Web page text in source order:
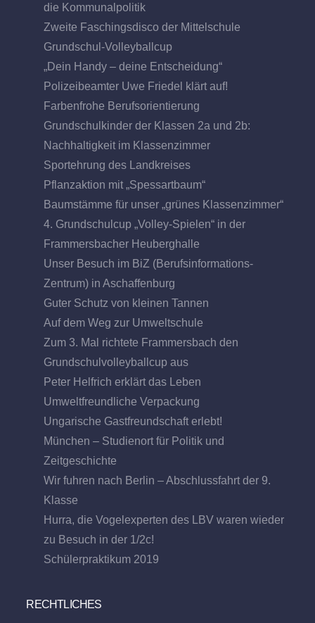
die Kommunalpolitik
Zweite Faschingsdisco der Mittelschule
Grundschul-Volleyballcup
„Dein Handy – deine Entscheidung“
Polizeibeamter Uwe Friedel klärt auf!
Farbenfrohe Berufsorientierung
Grundschulkinder der Klassen 2a und 2b:
Nachhaltigkeit im Klassenzimmer
Sportehrung des Landkreises
Pflanzaktion mit „Spessartbaum“
Baumstämme für unser „grünes Klassenzimmer“
4. Grundschulcup „Volley-Spielen“ in der
Frammersbacher Heuberghalle
Unser Besuch im BiZ (Berufsinformations-
Zentrum) in Aschaffenburg
Guter Schutz von kleinen Tannen
Auf dem Weg zur Umweltschule
Zum 3. Mal richtete Frammersbach den
Grundschulvolleyballcup aus
Peter Helfrich erklärt das Leben
Umweltfreundliche Verpackung
Ungarische Gastfreundschaft erlebt!
München – Studienort für Politik und
Zeitgeschichte
Wir fuhren nach Berlin – Abschlussfahrt der 9.
Klasse
Hurra, die Vogelexperten des LBV waren wieder
zu Besuch in der 1/2c!
Schülerpraktikum 2019
RECHTLICHES